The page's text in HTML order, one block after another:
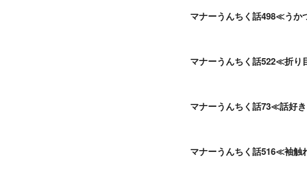
マナーうんちく話498≪う
マナーうんちく話522≪折
マナーうんちく話73≪話好
マナーうんちく話516≪袖